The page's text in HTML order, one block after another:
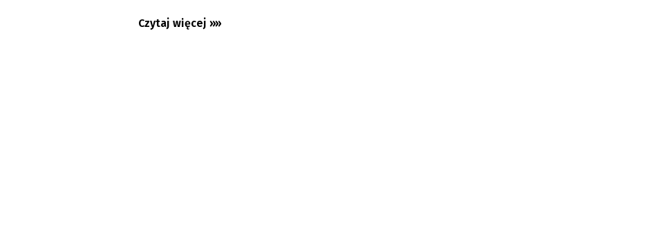
Czytaj więcej »»